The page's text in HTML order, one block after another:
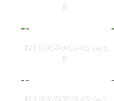
b
101 DD7A0255-KSKwe
b